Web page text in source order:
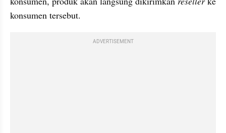
konsumen tersebut.
ADVERTISEMENT